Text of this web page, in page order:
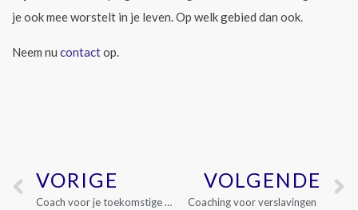
je ook mee worstelt in je leven. Op welk gebied dan ook.
Neem nu contactop.
VORIGE
Coach voor je toekomstige werkzame leven, ‘keuze coach’
VOLGENDE
Coaching voor verslavingen